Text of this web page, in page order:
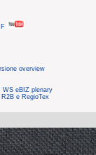
overview
WS eBIZ plenary
e RegioTex